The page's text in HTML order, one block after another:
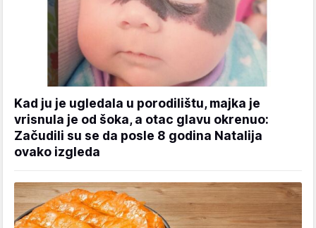
Kad ju je ugledala u porodilištu, majka je
vrisnula je od šoka, a otac glavu okrenuo:
Začudili su se da posle 8 godina Natalija
ovako izgleda